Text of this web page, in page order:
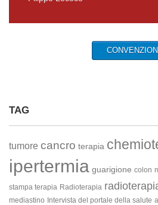
CONVENZIONI
TAG
tumore cancro terapia
ipertermia guarigione colon
stampa terapia Radioterapia
mediastino Intervista del portale della salute